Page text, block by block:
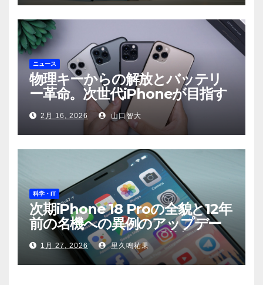
ニュース
物理キーからの解放とバッテリ
ー革命。次世代iPhoneが目指す
もの
2月 16, 2026 山口智大
科学・IT
次期iPhone 18 Proの全貌と12年
前の名機への異例のアップデー
ト——Appleが示す「革新」と
「責任」
1月 27, 2026 里久鳴祐果